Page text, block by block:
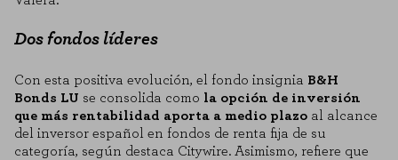
Dos fondos líderes
Con esta positiva evolución, el fondo insignia B&H
Bonds LU se consolida como la opción de inversión
que más rentabilidad aporta a medio plazo al alcance
del inversor español en fondos de renta fija de su
categoría, según destaca Citywire. Asimismo, refiere que